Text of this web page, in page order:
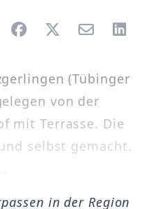
(Tübinger
von der
mit Terrasse. Die
selbst gemacht.
in der Region